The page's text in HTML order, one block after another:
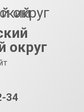
округ
34